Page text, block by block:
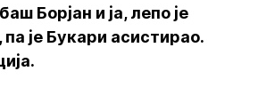
Борјан и ја, лепо је
је Букари асистирао.